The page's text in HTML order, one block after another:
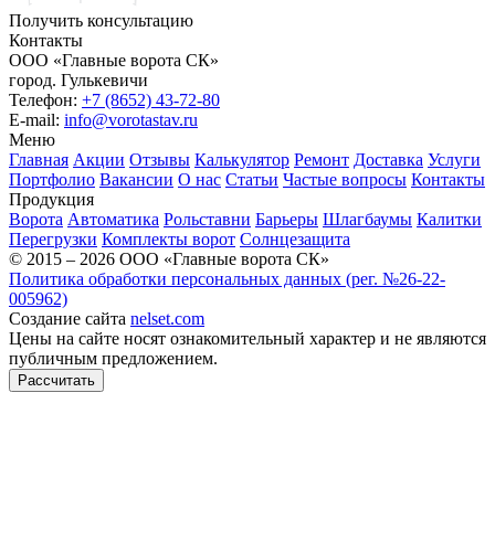
Получить консультацию
Контакты
ООО «Главные ворота СК»
город. Гулькевичи
Телефон: +7 (8652) 43-72-80
E-mail: info@vorotastav.ru
Меню
Главная Акции Отзывы Калькулятор Ремонт Доставка Услуги
Портфолио Вакансии О нас Статьи Частые вопросы Контакты
Продукция
Ворота Автоматика Рольставни Барьеры Шлагбаумы Калитки
Перегрузки Комплекты ворот Солнцезащита
© 2015 – 2026 ООО «Главные ворота СК»
Политика обработки персональных данных (рег. №26-22-
005962)
Создание сайта nelset.com
Цены на сайте носят ознакомительный характер и не являются
публичным предложением.
Рассчитать